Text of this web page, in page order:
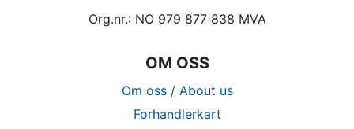
Org.nr.: NO 979 877 838 MVA
OM OSS
Om oss / About us
Forhandlerkart